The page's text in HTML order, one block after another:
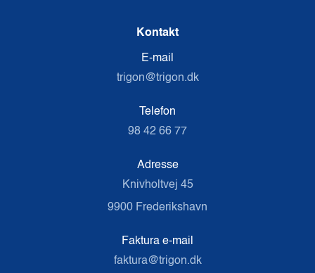
Kontakt
E-mail
trigon@trigon.dk
Telefon
98 42 66 77
Adresse
Knivholtvej 45
9900 Frederikshavn
Faktura e-mail
faktura@trigon.dk